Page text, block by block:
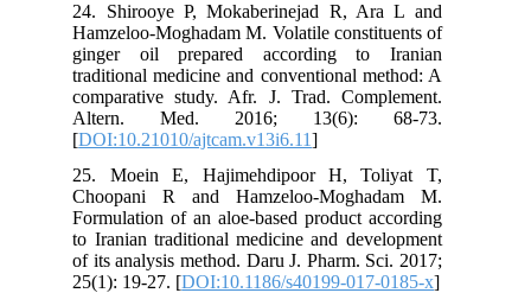
24. Shirooye P, Mokaberinejad R, Ara L and
Hamzeloo-Moghadam M. Volatile constituents of
ginger oil prepared according to Iranian
traditional medicine and conventional method: A
comparative study. Afr. J. Trad. Complement.
Altern. Med. 2016; 13(6): 68-73.
[DOI:10.21010/ajtcam.v13i6.11
25. Moein E, Hajimehdipoor H, Toliyat T,
Choopani R and Hamzeloo-Moghadam M.
Formulation of an aloe-based product according
to Iranian traditional medicine and development
of its analysis method. Daru J. Pharm. Sci. 2017;
25(1): 19-27. [DOI:10.1186/s40199-017-0185-x